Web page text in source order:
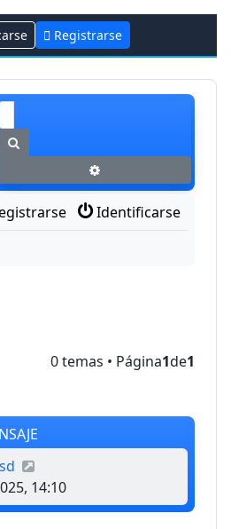
Registrarse
Identificarse
0 temas • Página1de1
14:10